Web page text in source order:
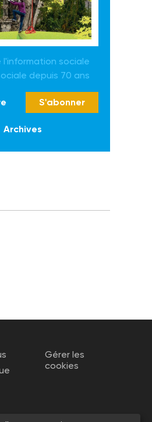
l'information sociale
depuis 70 ans
S'abonner
Archives
Gérer les
cookies